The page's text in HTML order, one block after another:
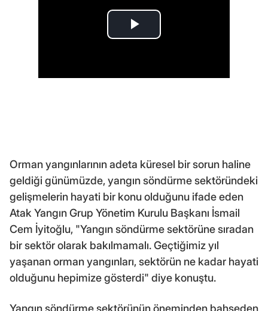
Orman yangınlarının adeta küresel bir sorun haline
geldiği günümüzde, yangın söndürme sektöründeki
gelişmelerin hayati bir konu olduğunu ifade eden
Atak Yangın Grup Yönetim Kurulu Başkanı İsmail
Cem İyitoğlu, "Yangın söndürme sektörüne sıradan
bir sektör olarak bakılmamalı. Geçtiğimiz yıl
yaşanan orman yangınları, sektörün ne kadar hayati
olduğunu hepimize gösterdi" diye konuştu.
Yangın söndürme sektörünün öneminden bahseden